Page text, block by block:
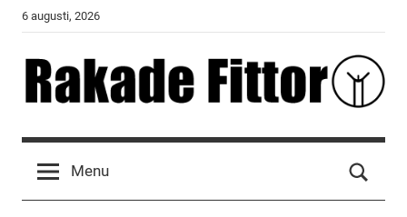
Skip
content
6 augusti, 2026
Rakade
Fittor
Menu